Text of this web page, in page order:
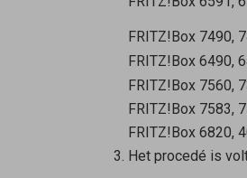
FRITZ!Box 7490,
FRITZ!Box 6490,
FRITZ!Box 7560,
FRITZ!Box 7583,
FRITZ!Box 6820,
Het procedé is